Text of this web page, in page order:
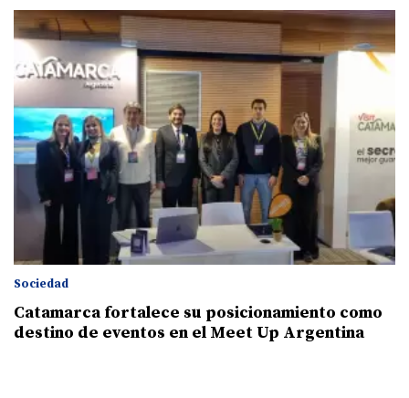
Sociedad
Catamarca fortalece su posicionamiento como
destino de eventos en el Meet Up Argentina